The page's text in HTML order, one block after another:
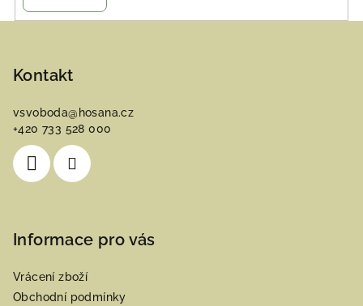
Kontakt
vsvoboda@ hosana.cz
+420 733 528 000
Informace pro vás
Vrácení zboží
Obchodní podmínky